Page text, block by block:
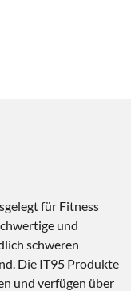
für Fitness
und
schweren
Die IT95 Produkte
und verfügen über